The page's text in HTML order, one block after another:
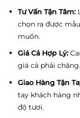
Tư Vấn Tận Tâm:
chọn ra được
muốn.
Giá Cả Hợp Lý:
giá cả phải chăng.
Giao Hàng Tận
tay khách hàng
độ tươi.